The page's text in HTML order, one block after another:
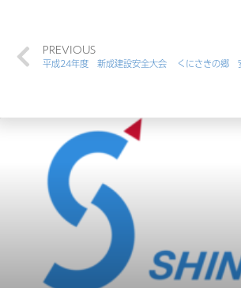
PREVIOUS
平成24年度 新成建設安全大会